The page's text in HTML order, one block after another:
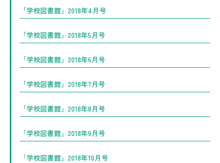
「学校図書館」2018年4月号
「学校図書館」2018年5月号
「学校図書館」2018年6月号
「学校図書館」2018年7月号
「学校図書館」2018年8月号
「学校図書館」2018年9月号
「学校図書館」2018年10月号